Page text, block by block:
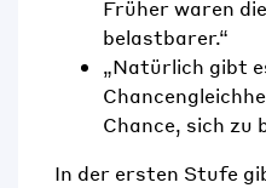
Früher waren
belastbarer.“
„Natürlich gibt
Chance, sich zu
In der ersten Stufe